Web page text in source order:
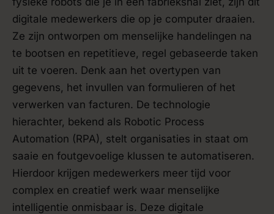
digitale medewerkers die op je computer draaien.
Ze zijn ontworpen om menselijke handelingen na
te bootsen en repetitieve, regel gebaseerde taken
uit te voeren. Denk aan het overtypen van
gegevens, het invullen van formulieren of het
verwerken van facturen. De technologie
hierachter, bekend als Robotic Process
Automation (RPA), stelt organisaties in staat om
saaie en foutgevoelige klussen te automatiseren.
Hierdoor krijgen medewerkers meer tijd voor
complex en creatief werk waar menselijke
intelligentie onmisbaar is. Deze digitale